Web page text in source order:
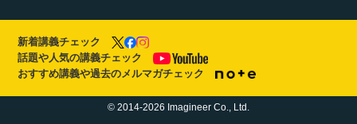
新着講義チェック
話題や人気の講義チェック
おすすめ講義や過去のメルマガチェック
© 2014-2026 Imagineer Co., Ltd.